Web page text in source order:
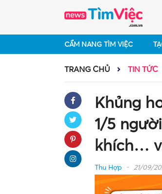
CẨM NANG TÌM VIỆC
TRANG CHỦ TIN TỨC
Khủng
1/5
khích…
Thu Hợp 21/09/